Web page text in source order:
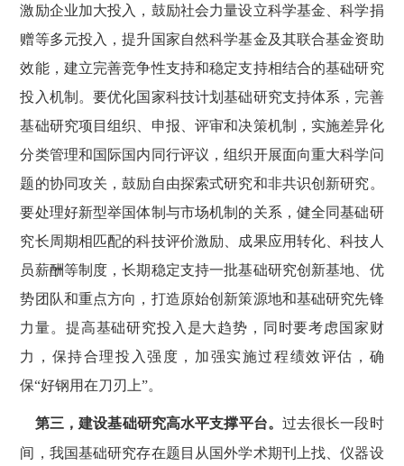
激励企业加大投入，鼓励社会力量设立科学基金、科学捐
赠等多元投入，提升国家自然科学基金及其联合基金资助
效能，建立完善竞争性支持和稳定支持相结合的基础研究
投入机制。要优化国家科技计划基础研究支持体系，完善
基础研究项目组织、申报、评审和决策机制，实施差异化
分类管理和国际国内同行评议，组织开展面向重大科学问
题的协同攻关，鼓励自由探索式研究和非共识创新研究。
要处理好新型举国体制与市场机制的关系，健全同基础研
究长周期相匹配的科技评价激励、成果应用转化、科技人
员薪酬等制度，长期稳定支持一批基础研究创新基地、优
势团队和重点方向，打造原始创新策源地和基础研究先锋
力量。提高基础研究投入是大趋势，同时要考虑国家财
力，保持合理投入强度，加强实施过程绩效评估，确
保“好钢用在刀刃上”。
第三，建设基础研究高水平支撑平台。 过去很长一段时
间，我国基础研究存在题目从国外学术期刊上找、仪器设